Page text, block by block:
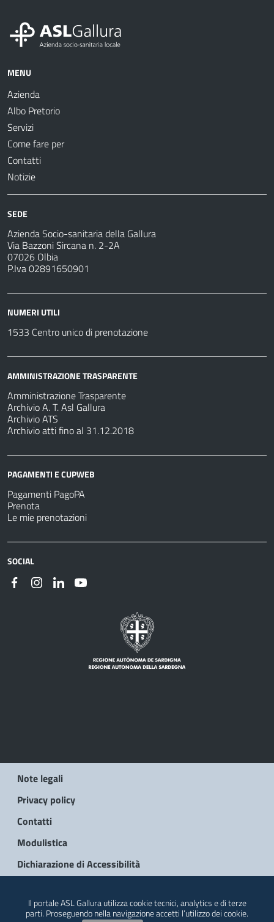
MENU
Azienda
Albo Pretorio
Servizi
Come fare per
Contatti
Notizie
SEDE
Azienda Socio-sanitaria della Gallura
Via Bazzoni Sircana n. 2-2A
07026 Olbia
P.Iva 02891650901
NUMERI UTILI
1533 Centro unico di prenotazione
AMMINISTRAZIONE TRASPARENTE
Amministrazione Trasparente
Archivio A. T. Asl Gallura
Archivio ATS
Archivio atti fino al 31.12.2018
PAGAMENTI E CUPWEB
Pagamenti PagoPA
Prenota
Le mie prenotazioni
SOCIAL
Note legali
Privacy policy
Contatti
Modulistica
Dichiarazione di Accessibilità
Il portale ASL Gallura utilizza cookie tecnici, analytics e di terze
parti. Proseguendo nella navigazione accetti l’utilizzo dei cookie.